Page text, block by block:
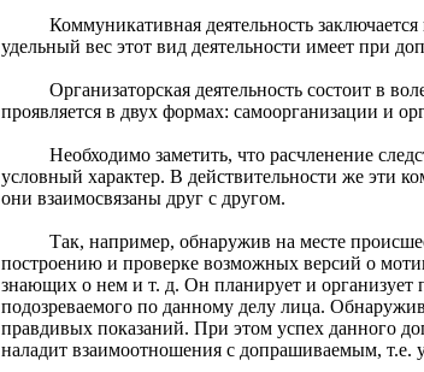
Коммуникативная деятельность заключается
удельный вес этот вид деятельности имеет при
Организаторская деятельность состоит в
проявляется в двух формах: самоорганизации и
Необходимо заметить, что расчленение
условный характер. В действительности же эти
они взаимосвязаны друг с другом.
Так, например, обнаружив на месте
построению и проверке возможных версий о
знающих о нем и т. д. Он планирует и
подозреваемого по данному делу лица.
правдивых показаний. При этом успех данного
наладит взаимоотношения с допрашиваемым, т.е.